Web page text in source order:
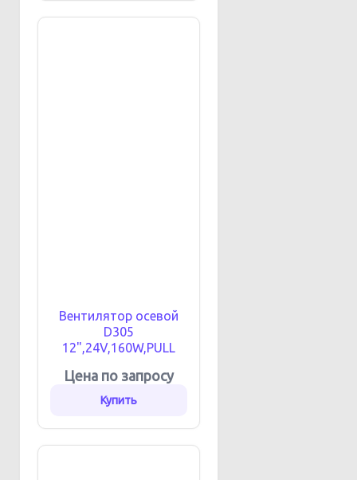
Вентилятор осевой
D305
12",24V,160W,PULL
Цена по запросу
Купить